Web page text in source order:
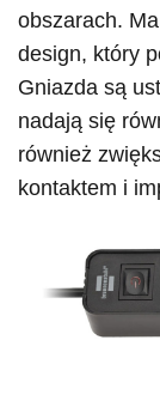
obszarach.
design, który
Gniazda są
nadają się
również
kontaktem i